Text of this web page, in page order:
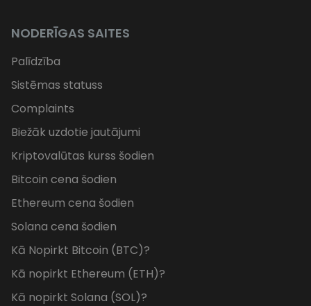
NODERĪGAS SAITES
Palīdzība
Sistēmas statuss
Complaints
Biežāk uzdotie jautājumi
Kriptovalūtas kurss šodien
Bitcoin cena šodien
Ethereum cena šodien
Solana cena šodien
Kā Nopirkt Bitcoin (BTC)?
Kā nopirkt Ethereum (ETH)?
Kā nopirkt Solana (SOL)?